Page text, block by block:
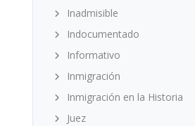
Inadmisible
Indocumentado
Informativo
Inmigración
Inmigración en la Historia
Juez